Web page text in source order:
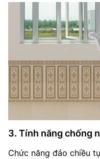
3. Tính năng chống
Chức năng đảo chiều